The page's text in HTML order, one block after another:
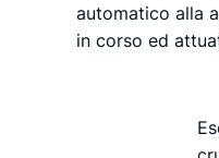
automatico alla
in corso ed